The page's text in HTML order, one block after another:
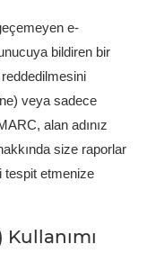
e-
bildiren bir
reddedilmesini
veya sadece
alan adınız
size raporlar
tespit etmenize
Kullanımı